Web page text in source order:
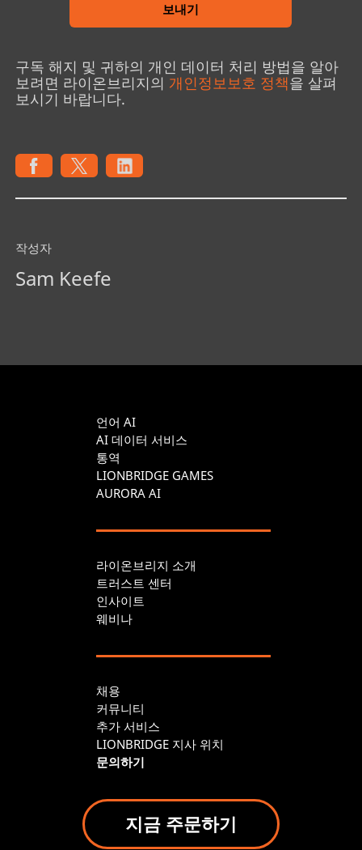
보내기
구독 해지 및 귀하의 개인 데이터 처리 방법을 알아
보려면 라이온브리지의 개인정보보호 정책을 살펴
보시기 바랍니다.
작성자
Sam Keefe
언어 AI
AI 데이터 서비스
통역
LIONBRIDGE GAMES
AURORA AI
라이온브리지 소개
트러스트 센터
인사이트
웨비나
채용
커뮤니티
추가 서비스
LIONBRIDGE 지사 위치
문의하기
지금 주문하기